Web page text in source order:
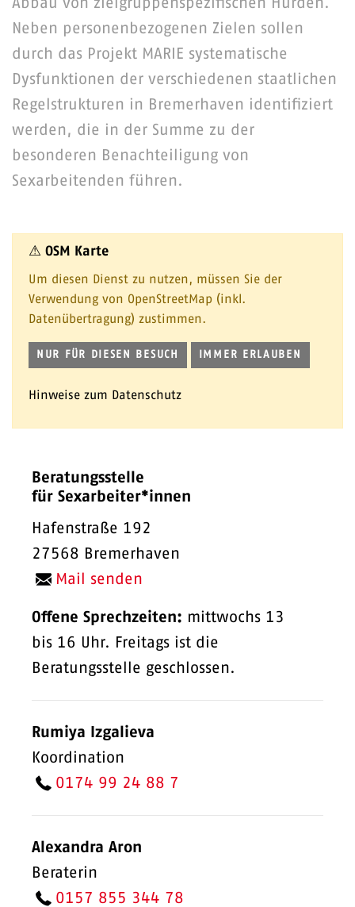
Abbau von zielgruppenspezifischen Hürden.
Neben personenbezogenen Zielen sollen
durch das Projekt MARIE systematische
Dysfunktionen der verschiedenen staatlichen
Regelstrukturen in Bremerhaven identifiziert
werden, die in der Summe zu der
besonderen Benachteiligung von
Sexarbeitenden führen.
⚠ OSM Karte
Um diesen Dienst zu nutzen, müssen Sie der
Verwendung von OpenStreetMap (inkl.
Datenübertragung) zustimmen.
NUR FÜR DIESEN BESUCH IMMER ERLAUBEN
Hinweise zum Datenschutz
Beratungsstelle
für Sexarbeiter*innen
Hafenstraße 192
27568 Bremerhaven
Mail senden
Offene Sprechzeiten: mittwochs 13
bis 16 Uhr. Freitags ist die
Beratungsstelle geschlossen.
Rumiya Izgalieva
Koordination
0174 99 24 88 7
Alexandra Aron
Beraterin
0157 855 344 78